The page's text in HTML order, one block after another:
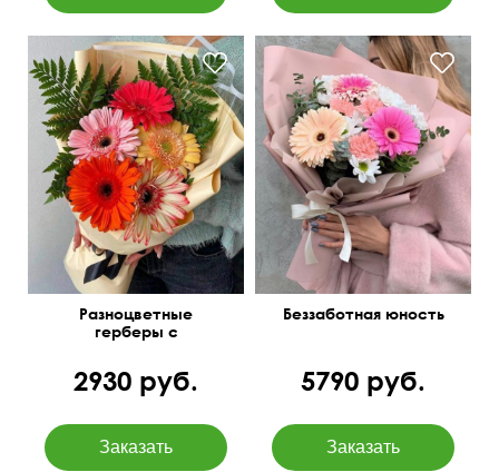
50 см 25 см
Разноцветные
герберы с
2930 руб.
Гербера, кустовая
хризантема, фисташка,
эвкалипт парвифолия
Беззаботная юность
5790 руб.